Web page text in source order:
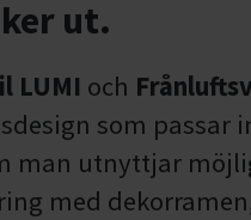
Produkt &
eQ ReCooler R32 -
Integrerad värme
eQ Master med
styr
ut.
LUMI och
som passar
man utnyttjar
med